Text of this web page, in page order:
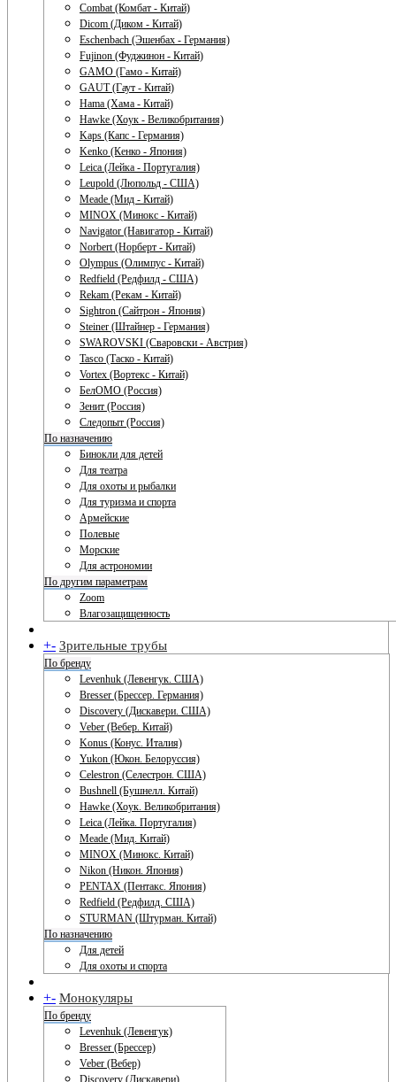
Combat (Комбат - Китай)
Dicom (Диком - Китай)
Eschenbach (Эшенбах - Германия)
Fujinon (Фуджинон - Китай)
GAMO (Гамо - Китай)
GAUT (Гаут - Китай)
Hama (Хама - Китай)
Hawke (Хоук - Великобритания)
Kaps (Капс - Германия)
Kenko (Кенко - Япония)
Leica (Лейка - Португалия)
Leupold (Люпольд - США)
Meade (Мид - Китай)
MINOX (Минокс - Китай)
Navigator (Навигатор - Китай)
Norbert (Норберт - Китай)
Olympus (Олимпус - Китай)
Redfield (Редфилд - США)
Rekam (Рекам - Китай)
Sightron (Сайтрон - Япония)
Steiner (Штайнер - Германия)
SWAROVSKI (Сваровски - Австрия)
Tasco (Таско - Китай)
Vortex (Вортекс - Китай)
БелОМО (Россия)
Зенит (Россия)
Следопыт (Россия)
По назначению
Бинокли для детей
Для театра
Для охоты и рыбалки
Для туризма и спорта
Армейские
Полевые
Морские
Для астрономии
По другим параметрам
Zoom
Влагозащищенность
+- Зрительные трубы
По бренду
Levenhuk (Левенгук. США)
Bresser (Брессер. Германия)
Discovery (Дискавери. США)
Veber (Вебер. Китай)
Konus (Конус. Италия)
Yukon (Юкон. Белоруссия)
Celestron (Селестрон. США)
Bushnell (Бушнелл. Китай)
Hawke (Хоук. Великобритания)
Leica (Лейка. Португалия)
Meade (Мид. Китай)
MINOX (Минокс. Китай)
Nikon (Никон. Япония)
PENTAX (Пентакс. Япония)
Redfield (Редфилд. США)
STURMAN (Штурман. Китай)
По назначению
Для детей
Для охоты и спорта
+- Монокуляры
По бренду
Levenhuk (Левенгук)
Bresser (Брессер)
Veber (Вебер)
Discovery (Дискавери)